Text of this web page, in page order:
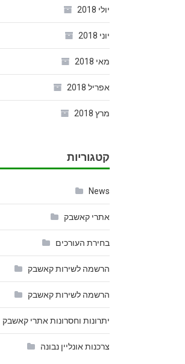
יולי 2018
יוני 2018
מאי 2018
אפריל 2018
מרץ 2018
קטגוריות
News
אתרי קאשבק
בחירת העורכים
הרשמה לשירות קאשבק
הרשמה לשירות קאשבק
יתרונות וחסרונות אתרי קאשבק
צרכנות אונליין נבונה